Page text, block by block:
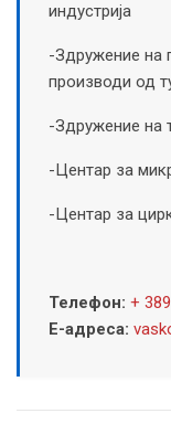
индустрија
-Здружение на
производи од
-Здружение на
-Центар за
-Центар за
Телефон: +
Е-адреса: